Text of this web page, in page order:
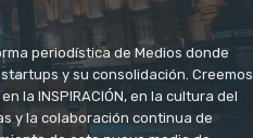
periodística de Medios donde
y su consolidación. Creemos
en la INSPIRACIÓN, en la cultura del
y la colaboración continua de